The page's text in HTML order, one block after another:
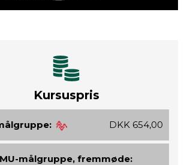
Kursuspris
DKK 654,00
målgruppe, fremmøde: